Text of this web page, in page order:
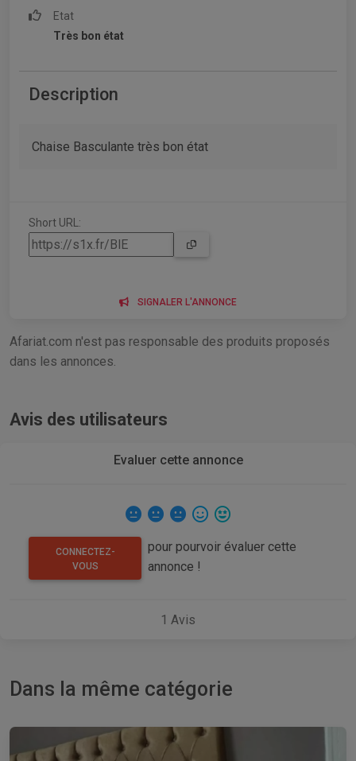
Etat
Très bon état
Description
Chaise Basculante très bon état
Short URL:
SIGNALER L'ANNONCE
Afariat.com n'est pas responsable des produits proposés
dans les annonces.
Avis des utilisateurs
Evaluer cette annonce
CONNECTEZ-
VOUS
pour pourvoir évaluer cette
annonce !
1 Avis
Dans la même catégorie